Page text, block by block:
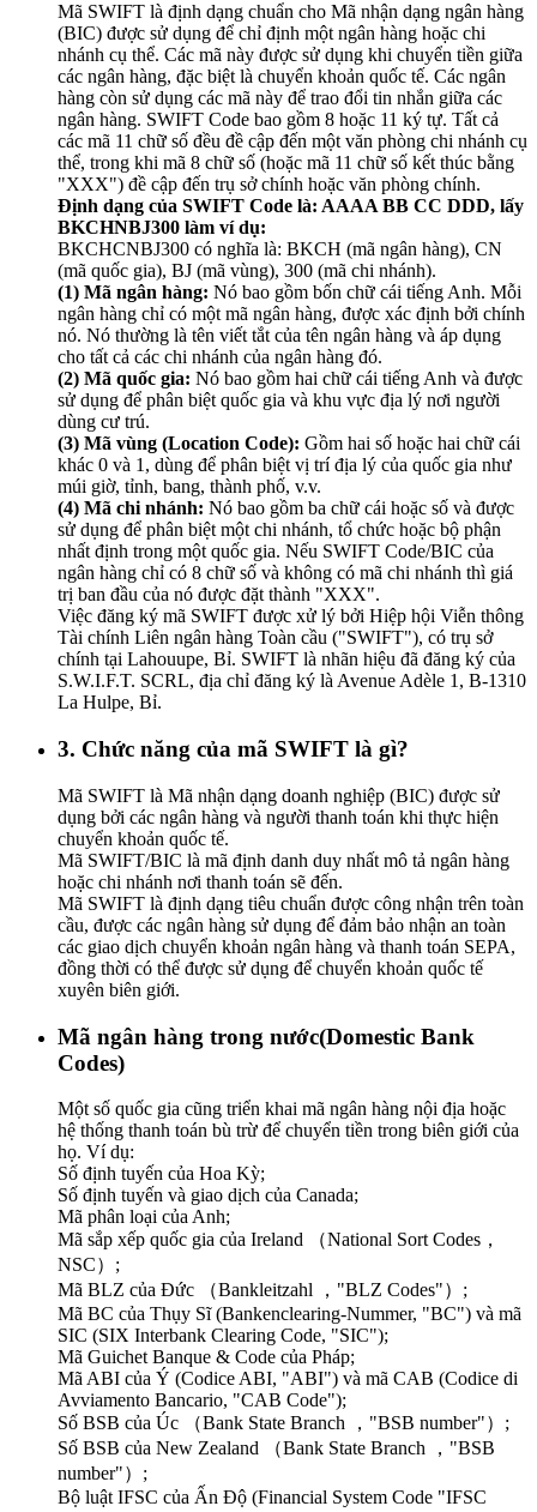
Mã SWIFT là định dạng chuẩn cho Mã nhận dạng ngân hàng
(BIC) được sử dụng để chỉ định một ngân hàng hoặc chi
nhánh cụ thể. Các mã này được sử dụng khi chuyển tiền giữa
các ngân hàng, đặc biệt là chuyển khoản quốc tế. Các ngân
hàng còn sử dụng các mã này để trao đổi tin nhắn giữa các
ngân hàng. SWIFT Code bao gồm 8 hoặc 11 ký tự. Tất cả
các mã 11 chữ số đều đề cập đến một văn phòng chi nhánh cụ
thể, trong khi mã 8 chữ số (hoặc mã 11 chữ số kết thúc bằng
"XXX") đề cập đến trụ sở chính hoặc văn phòng chính.
Định dạng của SWIFT Code là: AAAA BB CC DDD, lấy
BKCHNBJ300 làm ví dụ:
BKCHCNBJ300 có nghĩa là: BKCH (mã ngân hàng), CN
(mã quốc gia), BJ (mã vùng), 300 (mã chi nhánh).
(1) Mã ngân hàng: Nó bao gồm bốn chữ cái tiếng Anh. Mỗi
ngân hàng chỉ có một mã ngân hàng, được xác định bởi chính
nó. Nó thường là tên viết tắt của tên ngân hàng và áp dụng
cho tất cả các chi nhánh của ngân hàng đó.
(2) Mã quốc gia: Nó bao gồm hai chữ cái tiếng Anh và được
sử dụng để phân biệt quốc gia và khu vực địa lý nơi người
dùng cư trú.
(3) Mã vùng (Location Code): Gồm hai số hoặc hai chữ cái
khác 0 và 1, dùng để phân biệt vị trí địa lý của quốc gia như
múi giờ, tỉnh, bang, thành phố, v.v.
(4) Mã chi nhánh: Nó bao gồm ba chữ cái hoặc số và được
sử dụng để phân biệt một chi nhánh, tổ chức hoặc bộ phận
nhất định trong một quốc gia. Nếu SWIFT Code/BIC của
ngân hàng chỉ có 8 chữ số và không có mã chi nhánh thì giá
trị ban đầu của nó được đặt thành "XXX".
Việc đăng ký mã SWIFT được xử lý bởi Hiệp hội Viễn thông
Tài chính Liên ngân hàng Toàn cầu ("SWIFT"), có trụ sở
chính tại Lahouupe, Bỉ. SWIFT là nhãn hiệu đã đăng ký của
S.W.I.F.T. SCRL, địa chỉ đăng ký là Avenue Adèle 1, B-1310
La Hulpe, Bỉ.
3. Chức năng của mã SWIFT là gì?
Mã SWIFT là Mã nhận dạng doanh nghiệp (BIC) được sử
dụng bởi các ngân hàng và người thanh toán khi thực hiện
chuyển khoản quốc tế.
Mã SWIFT/BIC là mã định danh duy nhất mô tả ngân hàng
hoặc chi nhánh nơi thanh toán sẽ đến.
Mã SWIFT là định dạng tiêu chuẩn được công nhận trên toàn
cầu, được các ngân hàng sử dụng để đảm bảo nhận an toàn
các giao dịch chuyển khoản ngân hàng và thanh toán SEPA,
đồng thời có thể được sử dụng để chuyển khoản quốc tế
xuyên biên giới.
Mã ngân hàng trong nước(Domestic Bank
Codes)
Một số quốc gia cũng triển khai mã ngân hàng nội địa hoặc
hệ thống thanh toán bù trừ để chuyển tiền trong biên giới của
họ. Ví dụ:
Số định tuyến của Hoa Kỳ;
Số định tuyến và giao dịch của Canada;
Mã phân loại của Anh;
Mã sắp xếp quốc gia của Ireland （National Sort Codes，
NSC）;
Mã BLZ của Đức （Bankleitzahl ，"BLZ Codes"）;
Mã BC của Thụy Sĩ (Bankenclearing-Nummer, "BC") và mã
SIC (SIX Interbank Clearing Code, "SIC");
Mã Guichet Banque & Code của Pháp;
Mã ABI của Ý (Codice ABI, "ABI") và mã CAB (Codice di
Avviamento Bancario, "CAB Code");
Số BSB của Úc （Bank State Branch ，"BSB number"）;
Số BSB của New Zealand （Bank State Branch ，"BSB
number"）;
Bộ luật IFSC của Ấn Độ (Financial System Code "IFSC